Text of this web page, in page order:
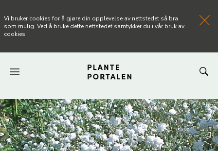
FORSIDEN
NYHETER
Vi bruker cookies for å gjøre din opplevelse av nettstedet så bra
som mulig. Ved å bruke dette nettstedet samtykker du i vår bruk av
cookies.